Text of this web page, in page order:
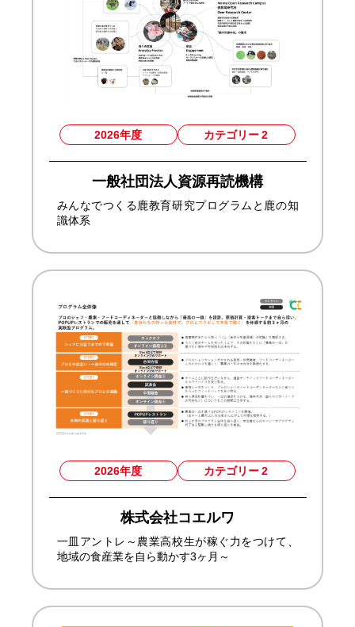
2026年度 カテゴリー 2
一般社団法人資源再読機構
みんなでつくる鹿教育研究プログラムと鹿の知
識体系
2026年度 カテゴリー 2
株式会社コエルワ
一皿アントレ～農業高校生が稼ぐ力をつけて、
地域の食産業を自ら動かす3ヶ月～